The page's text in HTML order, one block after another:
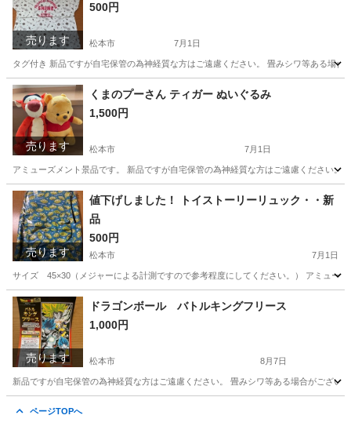
売ります
500円
松本市 7月1日
タグ付き 新品ですが自宅保管の為神経質な方はご遠慮ください。 畳みシワ等ある場
長野 松本市 子供用品 女児
売ります
くまのプーさん ティガー ぬいぐるみ
1,500円
松本市 7月1日
アミューズメント景品です。 新品ですが自宅保管の為神経質な方はご遠慮ください
長野 松本市 おもちゃ くまのプーさん
売ります
値下げしました！ トイストーリーリュック・・新
品
500円
松本市 7月1日
サイズ 45×30（メジャーによる計測ですので参考程度にしてください。） アミュー
長野 松本市 生活雑貨 トイストーリー
売ります
ドラゴンボール バトルキングフリース
1,000円
松本市 8月7日
新品ですが自宅保管の為神経質な方はご遠慮ください。 畳みシワ等ある場合がござ
ページTOPへ